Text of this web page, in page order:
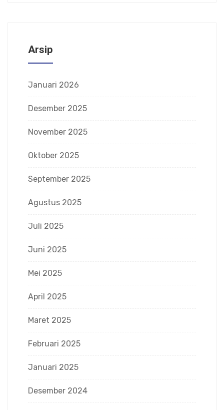
Arsip
Januari 2026
Desember 2025
November 2025
Oktober 2025
September 2025
Agustus 2025
Juli 2025
Juni 2025
Mei 2025
April 2025
Maret 2025
Februari 2025
Januari 2025
Desember 2024